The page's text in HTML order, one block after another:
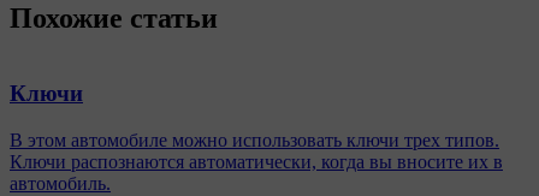
Похожие статьи
Ключи
В этом автомобиле можно использовать ключи трех типов.
Ключи распознаются автоматически, когда вы вносите их в
автомобиль.